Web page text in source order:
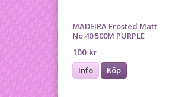
MADEIRA Frosted Matt
No.40 500M PURPLE
100 kr
Info Köp